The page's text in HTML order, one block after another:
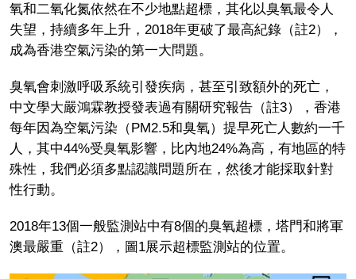
氧和二氧化氮依然在不少地點超標，其化以臭氧最令人
失望，持續多年上升，2018年更破了最高紀錄（註2），
成為香港空氣污染的第一大問題。
臭氧會刺激呼吸系統引發疾病，甚至引致額外的死亡，
中文學大嚴鴻霖教授發表過有關研究報告（註3），香港
每年因為空氣污染（PM2.5和臭氧）提早死亡人數約一千
人，其中44%受臭氧影響，比內地24%為高，有地區的特
殊性，我們必須多點認識問題所在，然後才能採取針對
性行動。
2018年13個一般監測站中有8個的臭氧超標，塔門和將軍
澳最嚴重（註2），圖1展示超標監測站的位置。